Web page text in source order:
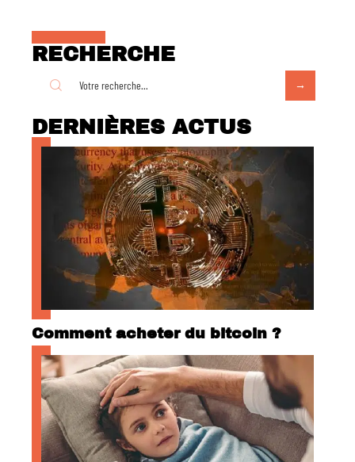
RECHERCHE
DERNIÈRES ACTUS
Comment acheter du bitcoin ?